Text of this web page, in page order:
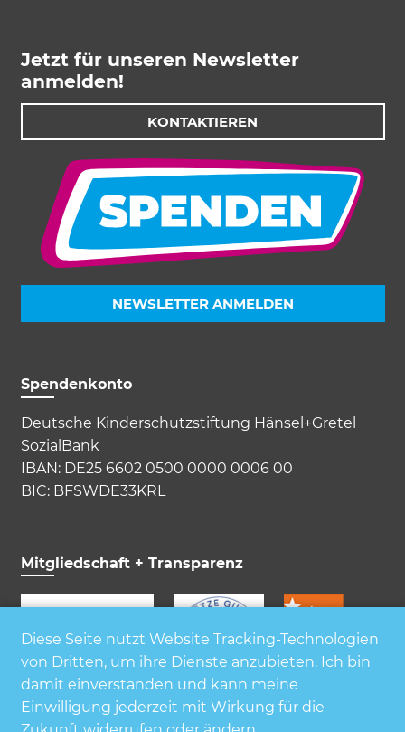
Jetzt für unseren Newsletter
anmelden!
KONTAKTIEREN
NEWSLETTER ANMELDEN
Spendenkonto
Deutsche Kinderschutzstiftung Hänsel+Gretel
SozialBank
IBAN: DE25 6602 0500 0000 0006 00
BIC: BFSWDE33KRL
Mitgliedschaft + Transparenz
Diese Seite nutzt Website Tracking-Technologien
von Dritten, um ihre Dienste anzubieten. Ich bin
damit einverstanden und kann meine
Einwilligung jederzeit mit Wirkung für die